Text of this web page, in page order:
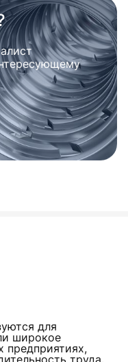
для
широкое
предприятиях,
труда.